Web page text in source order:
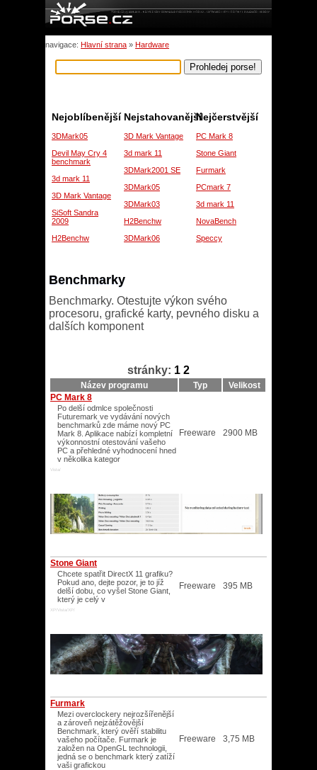
navigace: Hlavní strana » Hardware
Nejčerstvější
PC Mark 8
Stone Giant
Furmark
PCmark 7
3d mark 11
NovaBench
Speccy
Nejstahovanější
3D Mark Vantage
3d mark 11
3DMark2001 SE
3DMark05
3DMark03
H2Benchw
3DMark06
Nejoblíbenější
3DMark05
Devil May Cry 4
benchmark
3d mark 11
3D Mark Vantage
SiSoft Sandra
2009
H2Benchw
Benchmarky
Benchmarky. Otestujte výkon svého
procesoru, grafické karty, pevného disku a
dalších komponent
stránky: 1 2
Název programu Typ
Velikost
PC Mark 8
Po delší odmlce společnosti
Futuremark ve vydávání nových
benchmarků zde máme nový PC
Mark 8. Aplikace nabízí kompletní
výkonnostní otestování vašeho
PC a přehledné vyhodnocení hned
v několika kategor
Vista/
Freeware 2900 MB
Stone Giant
Chcete spatřit DirectX 11 grafiku?
Pokud ano, dejte pozor, je to jíž
delší dobu, co vyšel Stone Giant,
který je celý v
XP/Vista/XP/
Freeware 395 MB
Furmark
Mezi overclockery nejrozšířenější
a zároveň nejzátěžovější
Benchmark, který ověří stabilitu
vašeho počítače. Furmark je
založen na OpenGL technologii,
jedná se o benchmark který zatíží
vaši grafickou
Freeware 3,75 MB